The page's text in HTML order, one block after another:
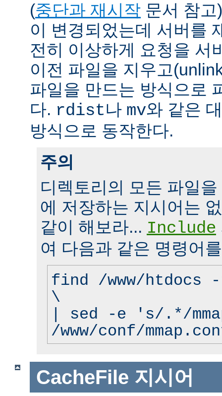
(중단과 재시작 문서 참
이 변경되었는데 서버를
전히 이상하게 요청을 서
이전 파일을 지우고
파일을 만드는 방식으로
다. rdist나 mv와 같은
방식으로 동작한다.
주의
디렉토리의 모든 파일
에 저장하는 지시어는
같이 해보라... Include
여 다음과 같은 명령어
find /www/
\
| sed -e 's/.*/
/www/conf/
CacheFile 지시어